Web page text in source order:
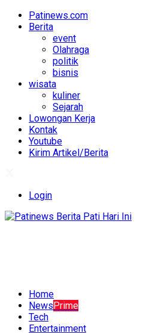
Patinews.com
Berita
event
Olahraga
politik
bisnis
wisata
kuliner
Sejarah
Lowongan Kerja
Kontak
Youtube
Kirim Artikel/Berita
Login
Home
NewsPrime
Tech
Entertainment